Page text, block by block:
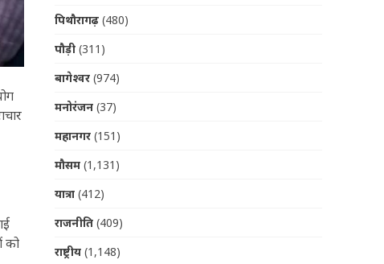
को
पिथौरागढ़(480)
पौड़ी(311)
बागेश्वर(974)
मनोरंजन(37)
महानगर(151)
मौसम(1,131)
यात्रा(412)
राजनीति(409)
राष्ट्रीय(1,148)